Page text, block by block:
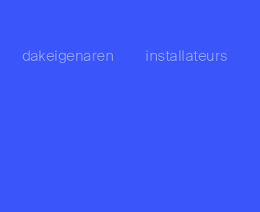
dakeigenaren installateurs